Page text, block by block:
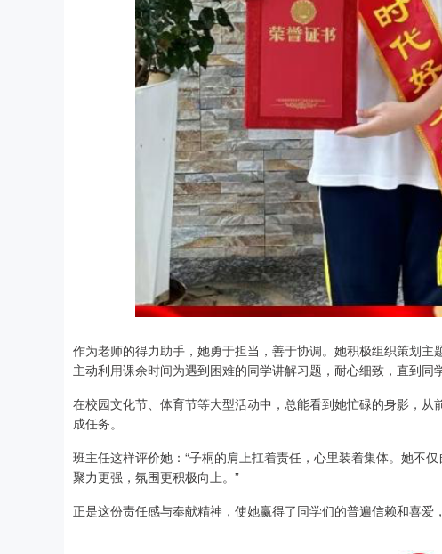
作为老师的得力助手，她勇于担当，善于协调。她积极组织策划主
主动利用课余时间为遇到困难的同学讲解习题，耐心细致，直到同
在校园文化节、体育节等大型活动中，总能看到她忙碌的身影，
成任务。
班主任这样评价她：“子桐的肩上扛着责任，心里装着集体。她不
聚力更强，氛围更积极向上。”
正是这份责任感与奉献精神，使她赢得了同学们的普遍信赖和喜爱